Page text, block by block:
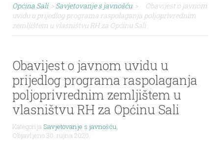
Općina Sali > Savjetovanje s javnošću >
Obavijest o javnom
uvidu u prijedlog programa raspolaganja poljoprivrednim
zemljištem u vlasništvu RH za Općinu Sali
Obavijest o javnom uvidu u
prijedlog programa raspolaganja
poljoprivrednim zemljištem u
vlasništvu RH za Općinu Sali
Kategorija Savjetovanje s javnošću,
Objavljeno 30. rujna 2020.